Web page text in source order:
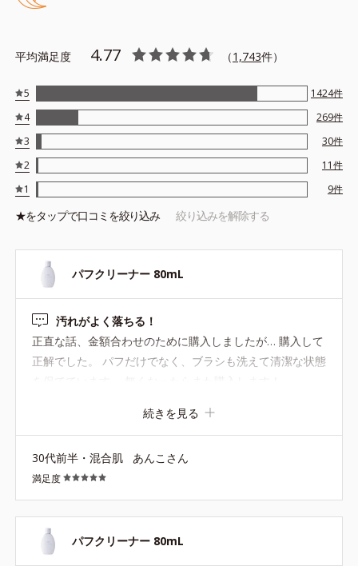
平均満足度 4.77 （1,743件）
5 1424件
4
269件
3
30件
2
11件
1
9件
★をタップで口コミを絞り込み 絞り込みを解除する
パフクリーナー 80mL
汚れがよく落ちる！
正直な話、金額合わせのために購入しましたが… 購入して
正解でした。 パフだけでなく、ブラシも洗えて清潔な状態
続きを見る
30代前半・混合肌 あんこさん
満足度
パフクリーナー 80mL